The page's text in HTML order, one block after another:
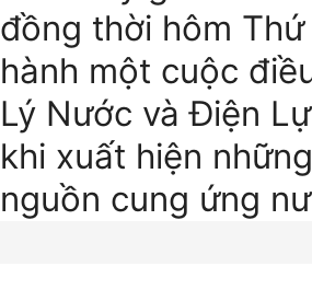
đồng thời hôm
hành một cuộc
Lý Nước và Điện
khi xuất hiện
nguồn cung ứng